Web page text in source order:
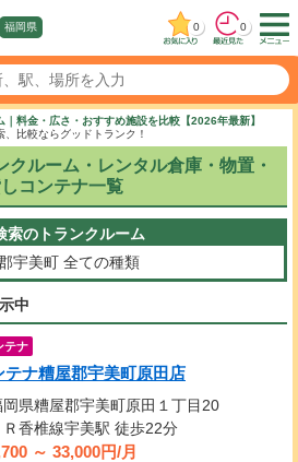
福岡県 0 0
料金・広さ・おすすめ施設を比較【2026年最新】
比較ならグッドトランク！
クルーム・レンタル倉庫・物置・
コンテナ一覧
索のトランクルーム
宇美町 全ての種類
中
テナ
テナ糟屋郡宇美町原田店
岡県糟屋郡宇美町原田１丁目20
Ｒ香椎線宇美駅 徒歩22分
～ 33,000円/月